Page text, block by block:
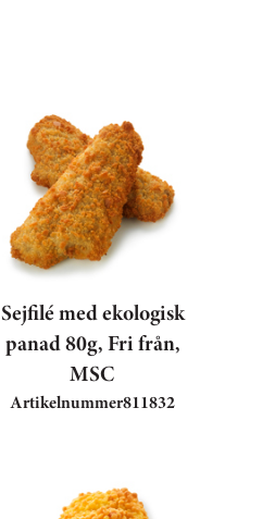
Sejfilé med ekologisk
panad 80g, Fri från,
MSC
Artikelnummer811832